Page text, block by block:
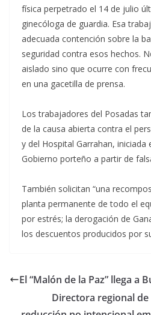
física perpetrado el 14 de julio
ginecóloga de guardia. Esa
adecuada contención sobre la
seguridad contra esos hechos.
aislado sino que ocurre con
en una gacetilla de prensa.
Los trabajadores del Posadas
de la causa abierta contra el
y del Hospital Garrahan,
Gobierno porteño a partir de
También solicitan “una
planta permanente de todo el
por estrés; la derogación de
los descuentos producidos por
El “Malón de la Paz” llega a
Directora regional